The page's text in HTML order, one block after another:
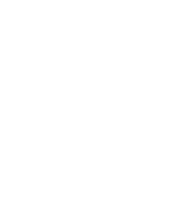
cookies that are categorized as
that help us analyze and
of these cookies. But opting out of